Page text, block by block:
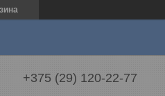
+375 (29) 120-22-77